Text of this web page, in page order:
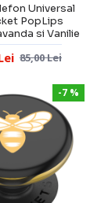
Universal
PopLips
si Vanilie
85,00 Lei
-7 %